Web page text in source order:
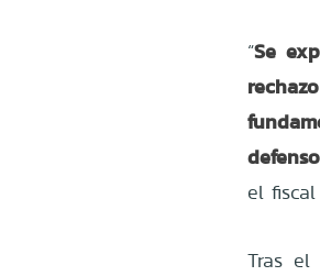
“Se
el fiscal
Tras el